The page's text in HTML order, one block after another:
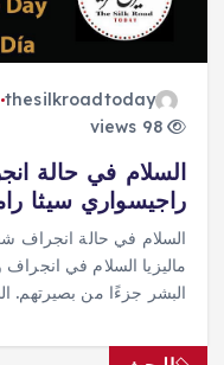
thesilkroadtoday
98 views
السلام في حالة
راجيسواري سيثا
السلام في حالة انجراف
ماليزيا السلام في انجراف
البشر جزءًا من بصيرتهم.